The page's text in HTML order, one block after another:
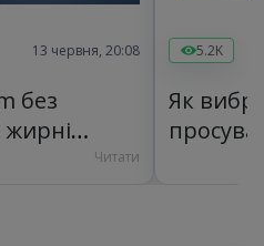
13 червня, 20:08
без
жирні
2026
Читати
5.2K
Як